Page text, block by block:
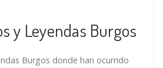
y Leyendas Burgos
Burgos donde han ocurrido